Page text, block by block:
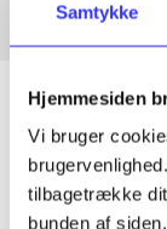
Samtykke
Hjemmesiden
Vi bruger
tilbagetrække
bunden af
Artikler
Alle